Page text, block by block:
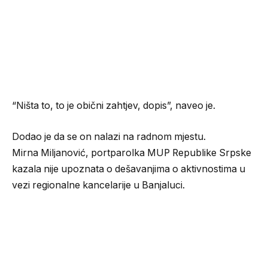
“Ništa to, to je obični zahtjev, dopis”, naveo je.
Dodao je da se on nalazi na radnom mjestu.
Mirna Miljanović, portparolka MUP Republike Srpske
kazala nije upoznata o dešavanjima o aktivnostima u
vezi regionalne kancelarije u Banjaluci.